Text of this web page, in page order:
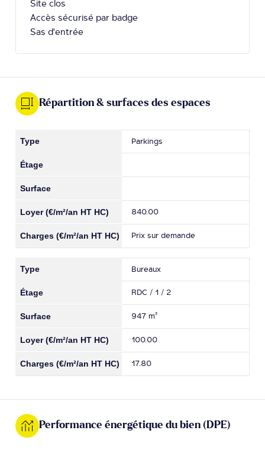
Site clos
Accès sécurisé par badge
Sas d'entrée
Répartition & surfaces des espaces
Parkings
840.00
Prix sur demande
Bureaux
RDC / 1 / 2
947 m²
100.00
17.80
Performance énergétique du bien (DPE)